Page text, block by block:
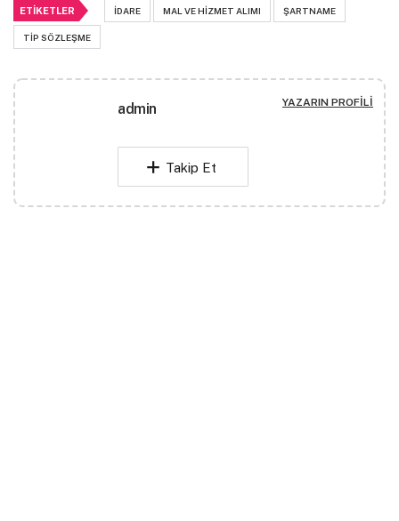
ETIKETLER IDARE MAL VE HIZMET ALIMI ŞARTNAME
TIP SÖZLEŞME
admin YAZARIN PROFILI
Takip Et